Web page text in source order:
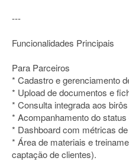
---
Funcionalidades Principais
Para Parceiros
* Cadastro e gerenciamento
* Upload de documentos e
* Consulta integrada aos
* Acompanhamento do
* Dashboard com métricas
* Área de materiais e
captação de clientes).